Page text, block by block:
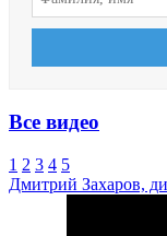
Все видео
1 2 3 4 5
Дмитрий Захаров,